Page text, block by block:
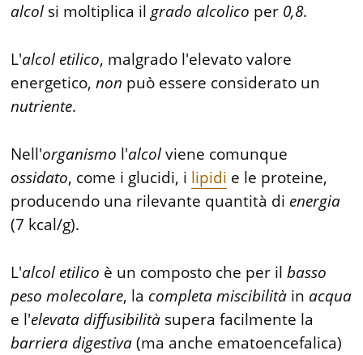
alcol si moltiplica il grado alcolico per 0,8.
L'alcol etilico, malgrado l'elevato valore
energetico,non può essere considerato un
nutriente.
Nell'organismo l'alcolviene comunque
ossidato, come i glucidi, i lipidi e le proteine,
producendo una rilevante quantità di energia
(7 kcal/g).
L'alcol etilico è un composto che per ilbasso
peso molecolare, la completa miscibilità in acqua
e l'elevata diffusibilità supera facilmente la
barriera digestiva(ma anche ematoencefalica)